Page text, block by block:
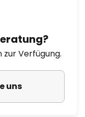
Verfügung.
uns